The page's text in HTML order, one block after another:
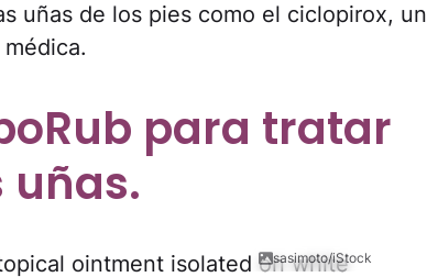
uñas de los pies como el ciclopirox, un
para tratar
uñas.
sasimoto/iStock